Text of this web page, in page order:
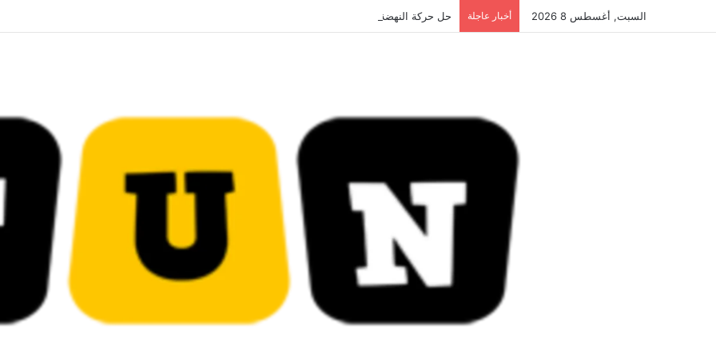
السبت, أغسطس 8 2026 أخبار عاجلة حل حركة النهضة.. و احكام قضائية في قيادات حركة النهضة بألف و400عام سجــن……